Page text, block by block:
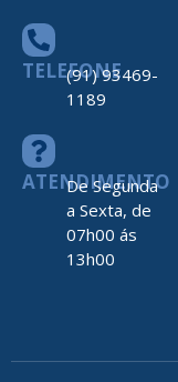
TELEFONE
(91) 93469-
1189
ATENDIMENTO
De Segunda
a Sexta, de
07h00 ás
13h00